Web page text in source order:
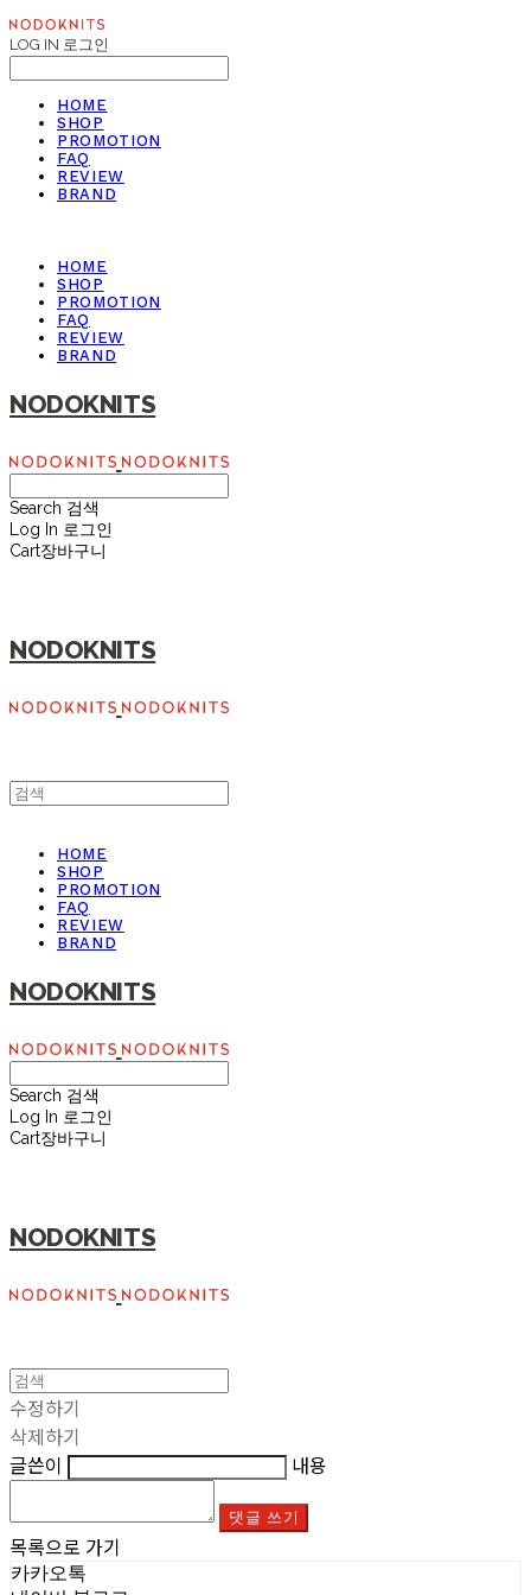
LOG IN 로그인
HOME
SHOP
PROMOTION
FAQ
REVIEW
BRAND
HOME
SHOP
PROMOTION
FAQ
REVIEW
BRAND
NODOKNITS
Search 검색
Log In 로그인
Cart장바구니
NODOKNITS
HOME
SHOP
PROMOTION
FAQ
REVIEW
BRAND
NODOKNITS
Search 검색
Log In 로그인
Cart장바구니
NODOKNITS
수정하기
삭제하기
글쓴이
내용
댓글 쓰기
목록으로 가기
카카오톡